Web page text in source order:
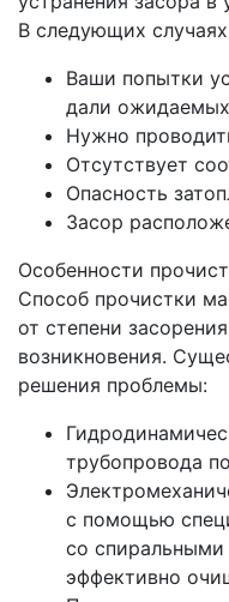
В следующих
Ваши попытки
дали ожидаемых
Нужно
Отсутствует
Опасность
Засор
Особенности
Способ прочистки
от степени
возникновения.
решения проблемы:
трубопровода
с помощью
со
эффективно